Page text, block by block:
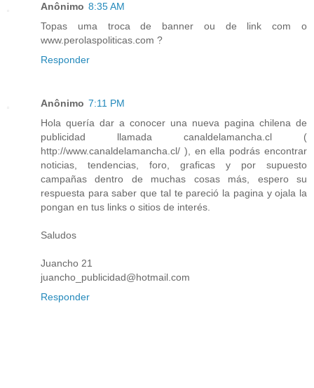
Anônimo 8:35 AM
Topas uma troca de banner ou de link com o
www.perolaspoliticas.com ?
Responder
Anônimo 7:11 PM
Hola quería dar a conocer una nueva pagina chilena de
publicidad llamada canaldelamancha.cl (
http://www.canaldelamancha.cl/ ), en ella podrás encontrar
noticias, tendencias, foro, graficas y por supuesto
campañas dentro de muchas cosas más, espero su
respuesta para saber que tal te pareció la pagina y ojala la
pongan en tus links o sitios de interés.
Saludos
Juancho 21
juancho_publicidad@hotmail.com
Responder